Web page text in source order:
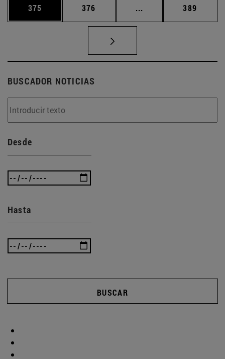
Página
375 Página
376 ... Páginas intermedias
Página
389
BUSCADOR NOTICIAS
Desde
Hasta
BUSCAR